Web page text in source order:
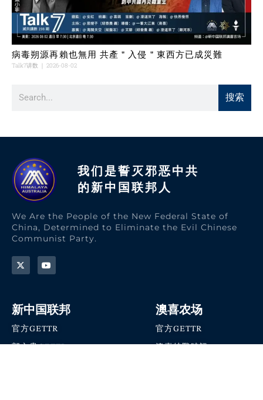
病毒朔源再賴也無用 共產＂入侵＂東西方已成災難
Talk7讲数 2026-08-02
搜索
我们是誓灭邪恶中共
的新中国联邦人​
We Are the People of the New Federal State of
China, Determined to Eliminate the Evil Chinese
Communist Party.
新中国联邦
官方GETTR
澳喜农场
官方GETTR